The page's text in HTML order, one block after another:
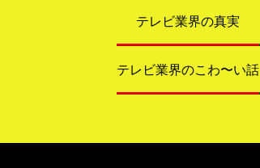
テレビ業界の真実
テレビ業界のこわ〜い話